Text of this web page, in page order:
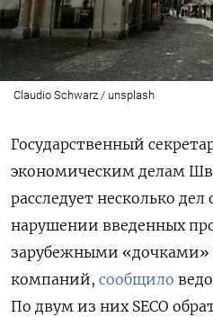
Claudio Schwarz / unsplash
Государственный
экономическим делам
расследует несколько
нарушении введенных
зарубежными «дочками»
компаний, сообщило
По двум из них SECO